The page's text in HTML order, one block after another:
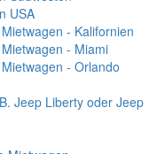
USA
- Kalifornien
- Miami
- Orlando
Jeep Liberty oder Jeep